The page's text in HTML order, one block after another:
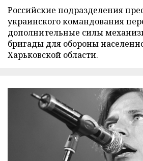
Российские подразделения
украинского командования
дополнительные силы
бригады для обороны
Харьковской области.